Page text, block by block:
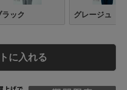
ラック グレージュ
に入れる